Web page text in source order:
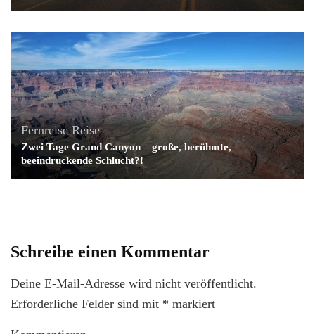
Fernreise Reise
Zwei Tage Grand Canyon – große, berühmte,
beeindruckende Schlucht?!
Schreibe einen Kommentar
Deine E-Mail-Adresse wird nicht veröffentlicht.
Erforderliche Felder sind mit * markiert